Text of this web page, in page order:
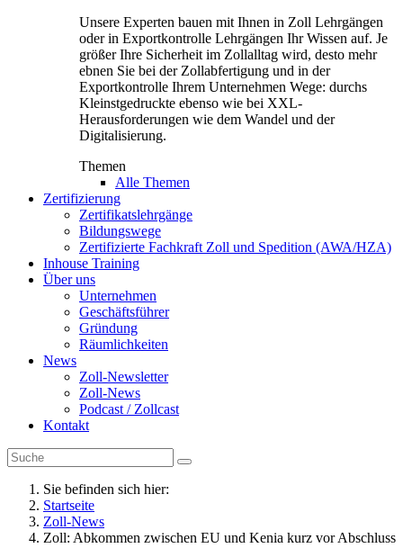
Unsere Experten bauen mit Ihnen in Zoll Lehrgängen
oder in Exportkontrolle Lehrgängen Ihr Wissen auf. Je
größer Ihre Sicherheit im Zollalltag wird, desto mehr
ebnen Sie bei der Zollabfertigung und in der
Exportkontrolle Ihrem Unternehmen Wege: durchs
Kleinstgedruckte ebenso wie bei XXL-
Herausforderungen wie dem Wandel und der
Digitalisierung.
Themen
Alle Themen
Zertifizierung
Zertifikatslehrgänge
Bildungswege
Zertifizierte Fachkraft Zoll und Spedition (AWA/HZA)
Inhouse Training
Über uns
Unternehmen
Geschäftsführer
Gründung
Räumlichkeiten
News
Zoll-Newsletter
Zoll-News
Podcast / Zollcast
Kontakt
Sie befinden sich hier:
Startseite
Zoll-News
Zoll: Abkommen zwischen EU und Kenia kurz vor Abschluss